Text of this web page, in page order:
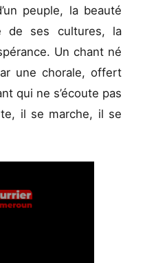
peuple, la beauté
de ses cultures, la
Un chant né
une chorale, offert
qui ne s’écoute pas
il se marche, il se